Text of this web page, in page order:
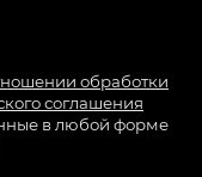
обработки
соглашения
в любой форме